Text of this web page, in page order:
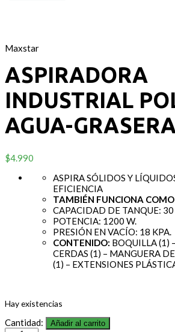
Maxstar
ASPIRADORA
INDUSTRIAL
AGUA-
$4.990
ASPIRA SÓLIDOS Y
EFICIENCIA
TAMBIÉN FUNCIONA
CAPACIDAD DE TANQUE: 30
POTENCIA: 1200 W.
PRESIÓN EN VACÍO: 18 KPA.
CONTENIDO: BOQUILLA (1)
CERDAS (1) – MANGUERA
(1) – EXTENSIONES
Hay existencias
Cantidad: Añadir al carrito